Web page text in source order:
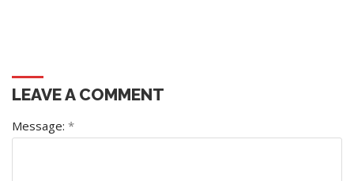
LEAVE A COMMENT
Message: *